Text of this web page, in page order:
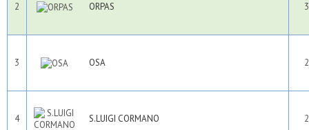
2 ORPAS
3 OSA
4 S.LUIGI CORMANO